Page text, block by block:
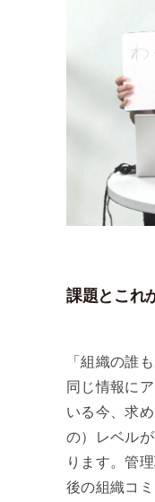
課題とこれ
「組織の誰
同じ情報に
いる今、求
の）レベル
ります。管
後の組織コ